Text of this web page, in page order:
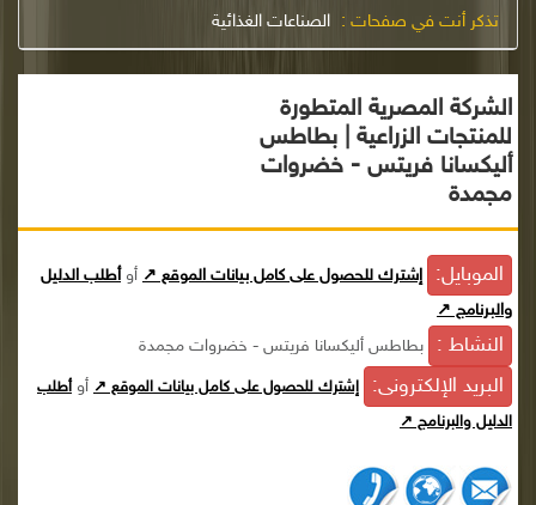
تذكر أنت في صفحات : الصناعات الغذائية
الشركة المصرية المتطورة
للمنتجات الزراعية | بطاطس
أليكسانا فريتس - خضروات
مجمدة
الموبايل: إشترك للحصول على كامل بيانات الموقع ↗ أوأطلب الدليل
والبرنامج ↗
النشاط : بطاطس أليكسانا فريتس - خضروات مجمدة
البريد الإلكترونى: إشترك للحصول على كامل بيانات الموقع ↗ أوأطلب
الدليل والبرنامج ↗